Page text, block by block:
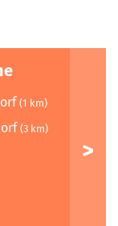
(1 km)
(3 km)